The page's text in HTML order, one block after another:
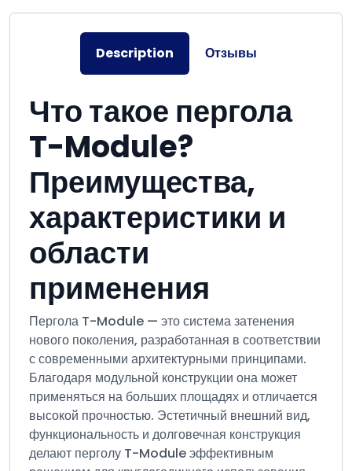
Description Отзывы
Что такое пергола
T-Module?
Преимущества,
характеристики и
области
применения
Пергола T-Module — это система затенения
нового поколения, разработанная в соответствии
с современными архитектурными принципами.
Благодаря модульной конструкции она может
применяться на больших площадях и отличается
высокой прочностью. Эстетичный внешний вид,
функциональность и долговечная конструкция
делают перголу T-Module эффективным